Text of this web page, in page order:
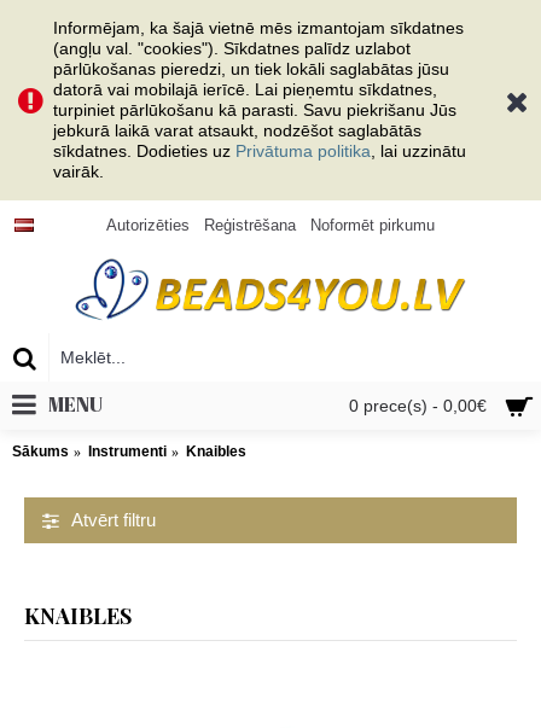
Informējam, ka šajā vietnē mēs izmantojam sīkdatnes
(angļu val. "cookies"). Sīkdatnes palīdz uzlabot
pārlūkošanas pieredzi, un tiek lokāli saglabātas jūsu
datorā vai mobilajā ierīcē. Lai pieņemtu sīkdatnes,
turpiniet pārlūkošanu kā parasti. Savu piekrišanu Jūs
jebkurā laikā varat atsaukt, nodzēšot saglabātās
sīkdatnes. Dodieties uz Privātuma politika , lai uzzinātu
vairāk.
Autorizēties Reģistrēšana Noformēt pirkumu
0 prece(s) - 0,00€
MENU
Sākums Instrumenti Knaibles
Atvērt filtru
KNAIBLES